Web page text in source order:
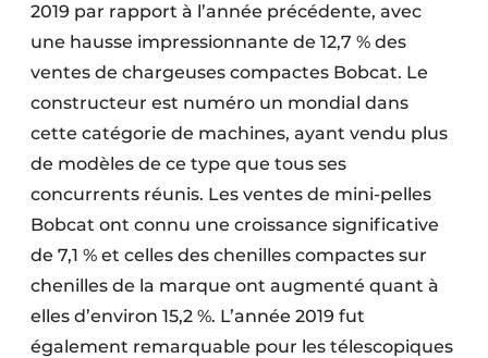
Techniques ferroviaires
Travaux ferroviaires
2019 par rapport à l’année précédente, avec
une hausse impressionnante de 12,7 % des
ventes de chargeuses compactes Bobcat. Le
constructeur est numéro un mondial dans
cette catégorie de machines, ayant vendu plus
de modèles de ce type que tous ses
concurrents réunis. Les ventes de mini-pelles
Bobcat ont connu une croissance significative
de 7,1 % et celles des chenilles compactes sur
chenilles de la marque ont augmenté quant à
elles d’environ 15,2 %. L’année 2019 fut
également remarquable pour les télescopiques